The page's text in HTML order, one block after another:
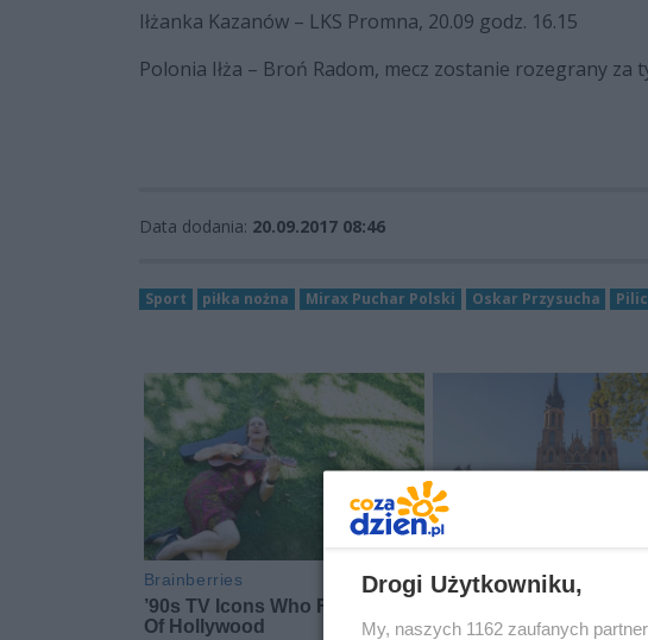
Iłżanka Kazanów – LKS Promna, 20.09 godz. 16.15
Polonia Iłża – Broń Radom, mecz zostanie rozegrany za
Data dodania: 20.09.2017 08:46
Sport piłka nożna Mirax Puchar Polski Oskar Przysucha
Drogi Użytkowniku,
My, naszych 1162 zaufanych